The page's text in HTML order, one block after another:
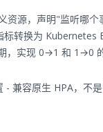
资源，声明"监听哪个
转换为 Kubernetes
实现 0→1 和 1→0
- 兼容原生 HPA，不